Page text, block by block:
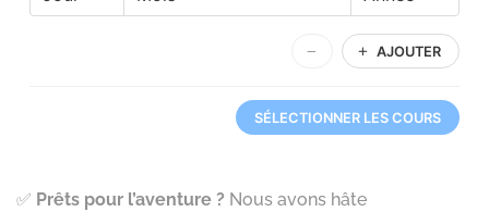
✅ Prêts pour l’aventure ? Nous avons hâte